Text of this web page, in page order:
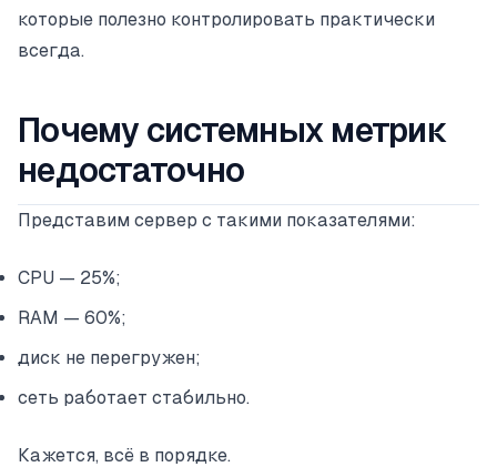
которые полезно контролировать практически
всегда.
Почему системных метрик
недостаточно
Представим сервер с такими показателями:
CPU — 25%;
RAM — 60%;
диск не перегружен;
сеть работает стабильно.
Кажется, всё в порядке.